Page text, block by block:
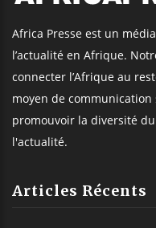
Africa Presse est un
l’actualité en Afrique.
connecter l’Afrique au
moyen de
promouvoir la diversité
l'actualité.
Articles Récents